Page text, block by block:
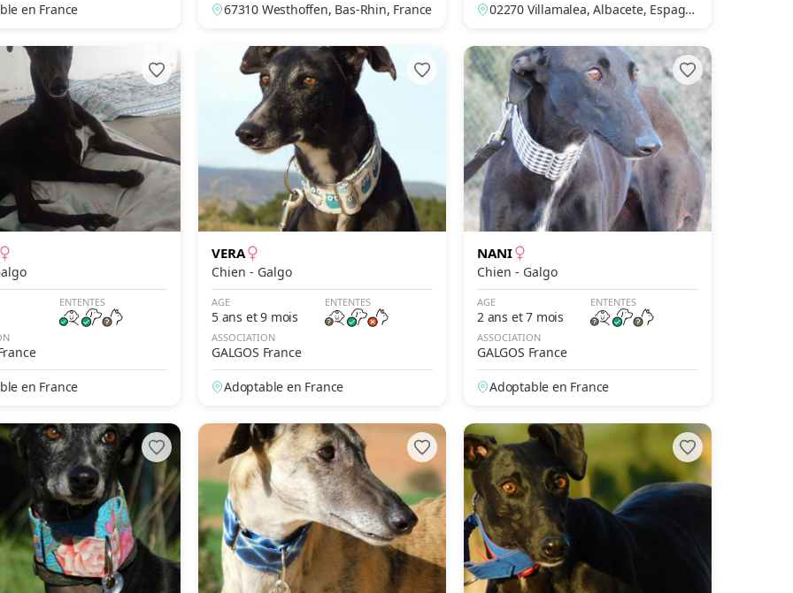
en France 67310 Westhoffen, Bas-Rhin, France
02270 Villamalea, Albacete, Espagn
- Galgo
ENTENTES
en France
VERA
Chien - Galgo
AGE
5 ans et 9 mois
ENTENTES
ASSOCIATION
GALGOS France
Adoptable en France
NANI
Chien - Galgo
AGE
2 ans et 7 mois
ENTENTES
ASSOCIATION
GALGOS France
Adoptable en France